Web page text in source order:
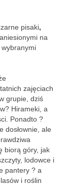
pisaki,
na
wybranymi
zajęciach
grupie, dziś
Hirameki, a
Ponadto ?
dosłownie, ale
biorą góry, jak
lodowce i
pantery ? a
i roślin